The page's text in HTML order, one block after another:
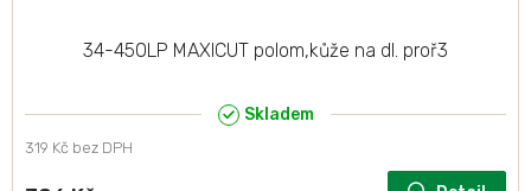
34-450LP MAXICUT polom,kůže na dl. proř3
Skladem
319 Kč bez DPH